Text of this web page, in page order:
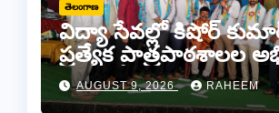
తెలంగాణ
విద్యా సేవల్లో కిషోర్
ప్రత్యేక పాత్రపాఠశాలల
“మనకోసం మనం” సంస్థ
కామారెడ్డిలో ఘన
AUGUST 9, 2026 RAHEEM